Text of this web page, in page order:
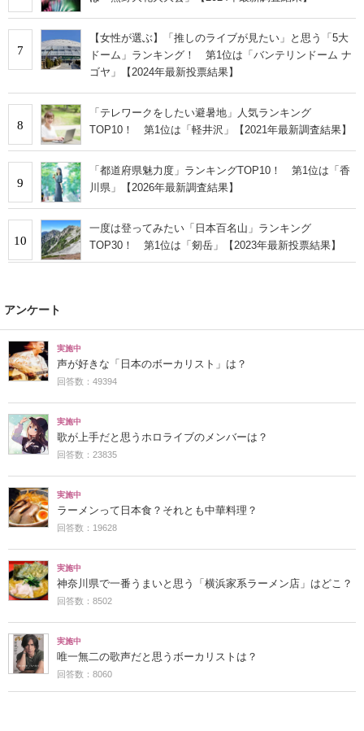
7
【女性が選ぶ】「推しのライブが見たい」と思う「5大
ドーム」ランキング！ 第1位は「バンテリンドーム ナ
ゴヤ」【2024年最新投票結果】
8
「テレワークをしたい避暑地」人気ランキング
TOP10！ 第1位は「軽井沢」【2021年最新調査結果】
9
「都道府県魅力度」ランキングTOP10！ 第1位は「香
川県」【2026年最新調査結果】
10
一度は登ってみたい「日本百名山」ランキング
TOP30！ 第1位は「剱岳」【2023年最新投票結果】
アンケート
実施中
声が好きな「日本のボーカリスト」は？
回答数：49394
実施中
歌が上手だと思うホロライブのメンバーは？
回答数：23835
実施中
ラーメンって日本食？それとも中華料理？
回答数：19628
実施中
神奈川県で一番うまいと思う「横浜家系ラーメン店」はどこ？
回答数：8502
実施中
唯一無二の歌声だと思うボーカリストは？
回答数：8060